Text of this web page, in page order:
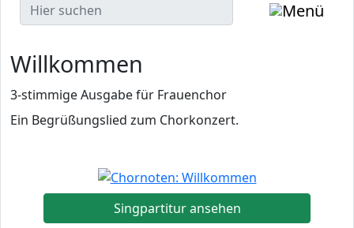
Willkommen
3-stimmige Ausgabe für Frauenchor
Ein Begrüßungslied zum Chorkonzert.
Singpartitur ansehen